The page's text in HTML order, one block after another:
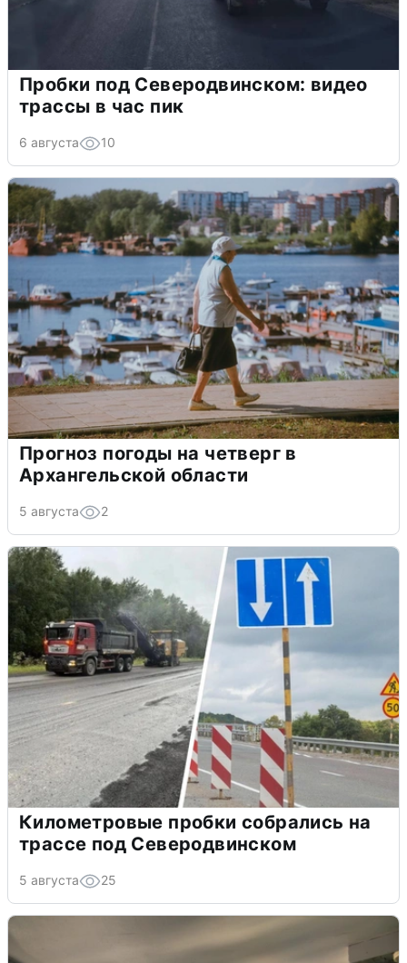
Пробки под Северодвинском: видео
трассы в час пик
6 августа 10
Прогноз погоды на четверг в
Архангельской области
5 августа 2
Километровые пробки собрались на
трассе под Северодвинском
5 августа 25